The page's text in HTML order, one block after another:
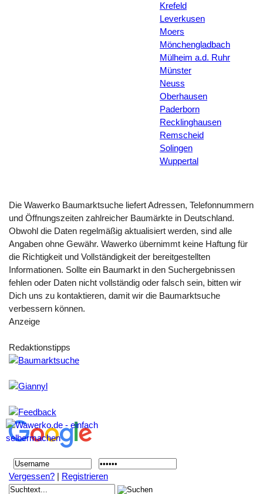
Krefeld
Leverkusen
Moers
Mönchengladbach
Mülheim a.d. Ruhr
Münster
Neuss
Oberhausen
Paderborn
Recklinghausen
Remscheid
Solingen
Wuppertal
Die Wawerko Baumarktsuche liefert Adressen, Telefonnummern
und Öffnungszeiten zahlreicher Baumärkte in Deutschland.
Obwohl die Daten regelmäßig aktualisiert werden, sind alle
Angaben ohne Gewähr. Wawerko übernimmt keine Haftung für
die Richtigkeit und Vollständigkeit der bereitgestellten
Informationen. Sollte ein Baumarkt in den Suchergebnissen
fehlen oder Daten nicht vollständig oder falsch sein, bitten wir
Dich uns zu kontaktieren, damit wir die Baumarktsuche
verbessern können.
Anzeige
Redaktionstipps
Vergessen? | Registrieren